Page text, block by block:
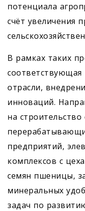
потенциала
счёт увеличения
В рамках таких
отрасли,
инноваций.
на
предприятий,
комплексов с
семян пшеницы,
минеральных
задач по